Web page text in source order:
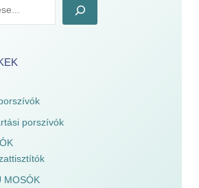
porszívók
MOSÓK